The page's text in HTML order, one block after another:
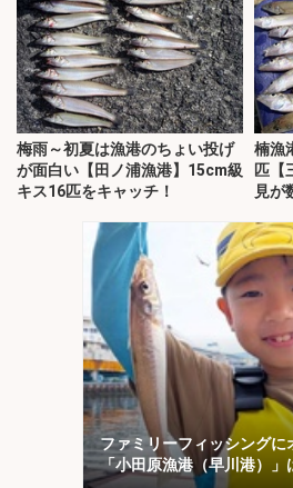
梅雨～初夏は漁港のちょい投げ
が面白い【田ノ浦漁港】15cm級
キス16匹をキャッチ！
楠漁
匹【
見が
ファミリーフィッシングに
「小田原漁港（早川港）」